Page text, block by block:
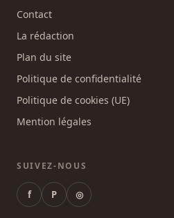
Contact
La rédaction
Plan du site
Politique de confidentialité
Politique de cookies (UE)
Mention légales
SUIVEZ-NOUS
f P ◎